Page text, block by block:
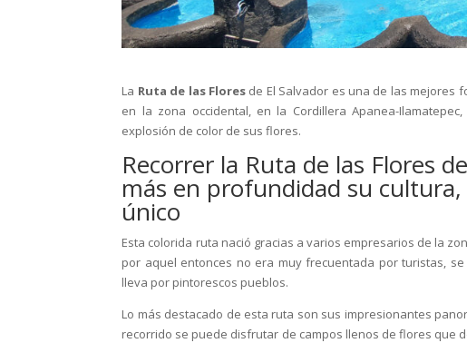
La Ruta de las Flores de El Salvador es una de las mejores
en la zona occidental, en la Cordillera Apanea-
explosión de color de sus flores.
Recorrer la Ruta de las Flores
más en profundidad su
único
Esta colorida ruta nació gracias a varios empresarios de la
por aquel entonces no era muy frecuentada por turistas,
lleva por pintorescos pueblos.
Lo más destacado de esta ruta son sus impresionantes
recorrido se puede disfrutar de campos llenos de flores que